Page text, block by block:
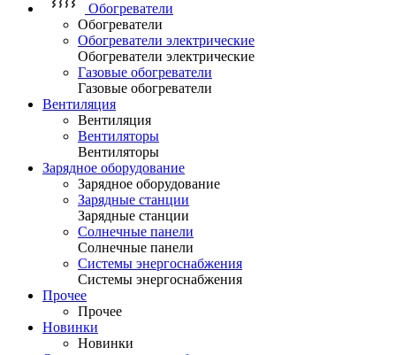
Обогреватели
Обогреватели
Обогреватели электрические
Обогреватели электрические
Газовые обогреватели
Газовые обогреватели
Вентиляция
Вентиляция
Вентиляторы
Вентиляторы
Зарядное оборудование
Зарядное оборудование
Зарядные станции
Зарядные станции
Солнечные панели
Солнечные панели
Системы энергоснабжения
Системы энергоснабжения
Прочее
Прочее
Новинки
Новинки